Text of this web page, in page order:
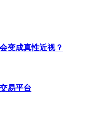
变成真性近视？
易平台